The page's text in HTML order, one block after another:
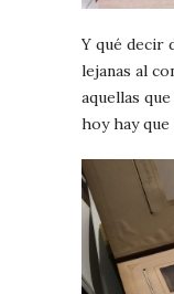
Y qué decir
lejanas al
aquellas
hoy hay